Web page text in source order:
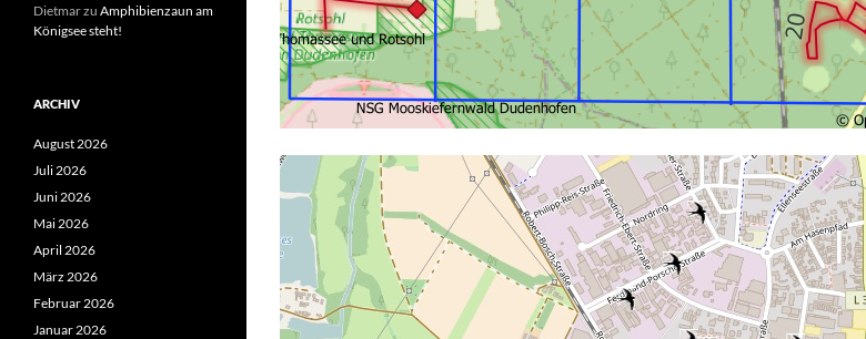
Dietmarzu Amphibienzaun am
Königsee steht!
ARCHIV
August 2026
Juli 2026
Juni 2026
Mai 2026
April 2026
März 2026
Februar 2026
Januar 2026